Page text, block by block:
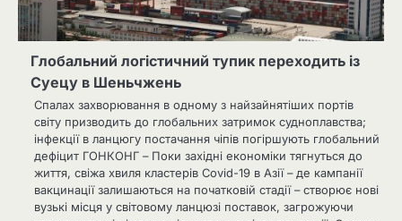
Глобальний логістичний тупик переходить із
Суецу в Шеньчжень
Спалах захворювання в одному з найзайнятіших портів
світу призводить до глобальних затримок судноплавства;
інфекції в ланцюгу постачання чіпів погіршують глобальний
дефіцит ГОНКОНГ – Поки західні економіки тягнуться до
життя, свіжа хвиля кластерів Covid-19 в Азії – де кампанії
вакцинації залишаються на початковій стадії – створює нові
вузькі місця у світовому ланцюзі поставок, загрожуючи